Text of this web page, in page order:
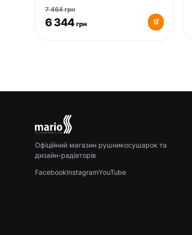
7 464 грн
6 344 грн 🛒
Офіційний магазин рушникосушарок та
дизайн-радіаторів
FacebookInstagramYouTube